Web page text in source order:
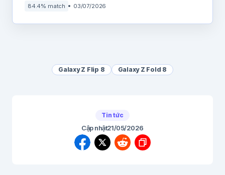
84.4% match 03/07/2026
Galaxy Z Flip 8 Galaxy Z Fold 8
Tin tức
Cập nhật21/05/2026